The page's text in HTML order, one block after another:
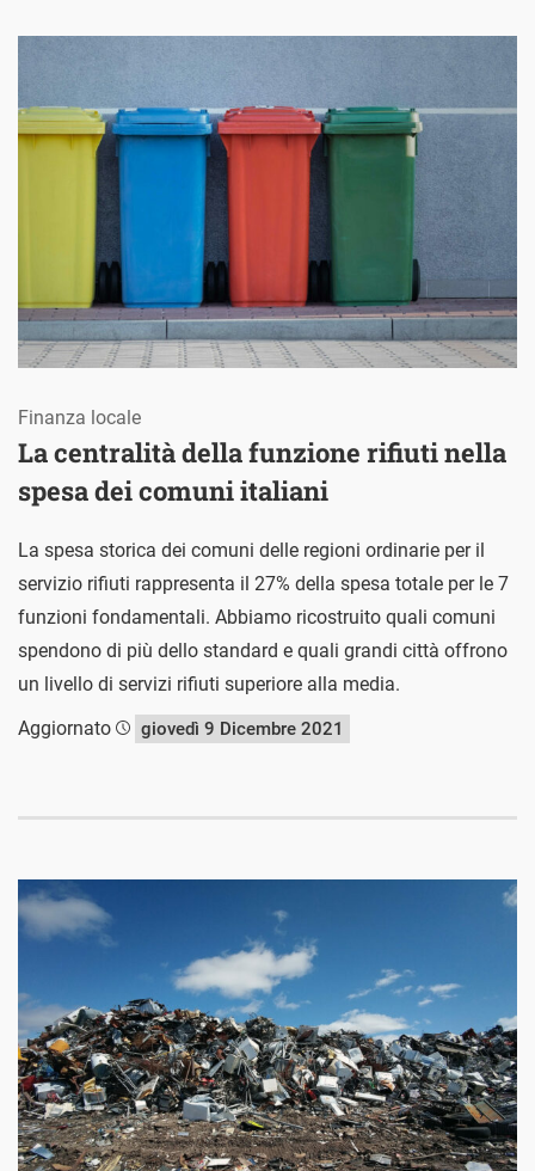
La centralità della funzione rifiuti nella
spesa dei comuni italiani
Finanza locale
La spesa storica dei comuni delle regioni ordinarie per il
servizio rifiuti rappresenta il 27% della spesa totale per le 7
funzioni fondamentali. Abbiamo ricostruito quali comuni
spendono di più dello standard e quali grandi città offrono
un livello di servizi rifiuti superiore alla media.
Aggiornato
giovedì 9 Dicembre 2021